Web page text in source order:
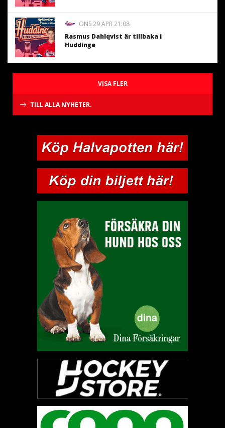
ONS 29 APR 21:08
Rasmus Dahlqvist är tillbaka i
Huddinge
VISA FLER
TILL ALLA NYHETER.